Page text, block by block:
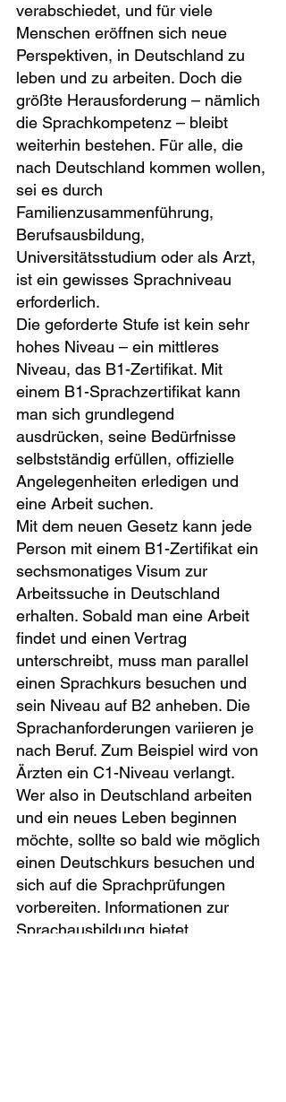
verabschiedet, und für viele
Menschen eröffnen sich neue
Perspektiven, in Deutschland zu
leben und zu arbeiten. Doch die
größte Herausforderung – nämlich
die Sprachkompetenz – bleibt
weiterhin bestehen. Für alle, die
nach Deutschland kommen wollen,
sei es durch
Familienzusammenführung,
Berufsausbildung,
Universitätsstudium oder als Arzt,
ist ein gewisses Sprachniveau
erforderlich.
Die geforderte Stufe ist kein sehr
hohes Niveau – ein mittleres
Niveau, das B1-Zertifikat. Mit
einem B1-Sprachzertifikat kann
man sich grundlegend
ausdrücken, seine Bedürfnisse
selbstständig erfüllen, offizielle
Angelegenheiten erledigen und
eine Arbeit suchen.
Mit dem neuen Gesetz kann jede
Person mit einem B1-Zertifikat ein
sechsmonatiges Visum zur
Arbeitssuche in Deutschland
erhalten. Sobald man eine Arbeit
findet und einen Vertrag
unterschreibt, muss man parallel
einen Sprachkurs besuchen und
sein Niveau auf B2 anheben. Die
Sprachanforderungen variieren je
nach Beruf. Zum Beispiel wird von
Ärzten ein C1-Niveau verlangt.
Wer also in Deutschland arbeiten
und ein neues Leben beginnen
möchte, sollte so bald wie möglich
einen Deutschkurs besuchen und
sich auf die Sprachprüfungen
vorbereiten. Informationen zur
Sprachausbildung bietet